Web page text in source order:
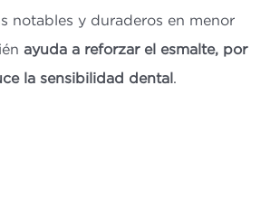
notables y duraderos en menor
ayuda a reforzar el esmalte, por
la sensibilidad dental.